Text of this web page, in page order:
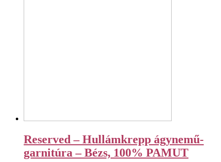
Reserved – Hullámkrepp ágynemű-
garnitúra – Bézs, 100% PAMUT